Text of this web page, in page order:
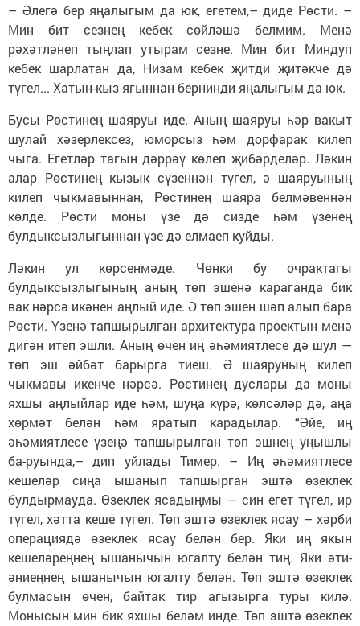
– Әлегә бер яңалыгым да юк, егетем,– диде Рөсти. –
Мин бит сезнең кебек сөйләшә белмим. Менә
рәхәтләнеп тыңлап утырам сезне. Мин бит Миндуп
кебек шарлатан да, Низам кебек җитди җитәкче дә
түгел... Хатын-кыз ягыннан бернинди яңалыгым да юк.
Бусы Рөстинең шаяруы иде. Аның шаяруы һәр вакыт
шулай хәзерлексез, юморсыз һәм дорфарак килеп
чыга. Егетләр тагын дәррәү көлеп җибәрделәр. Ләкин
алар Рөстинең кызык сүзеннән түгел, ә шаяруының
килеп чыкмавыннан, Рөстинең шаяра белмәвеннән
көлде. Рөсти моны үзе дә сизде һәм үзенең
булдыксызлыгыннан үзе дә елмаеп куйды.
Ләкин ул көрсенмәде. Чөнки бу очрактагы
булдыксызлыгының аның төп эшенә караганда бик
вак нәрсә икәнен аңлый иде. Ә төп эшен шәп алып бара
Рөсти. Үзенә тапшырылган архитектура проектын менә
дигән итеп эшли. Аның өчен иң әһәмиятлесе дә шул —
төп эш әйбәт барырга тиеш. Ә шаяруның килеп
чыкмавы икенче нәрсә. Рөстинең дуслары да моны
яхшы аңлыйлар иде һәм, шуңа күрә, көлсәләр дә, аңа
хөрмәт белән һәм яратып карадылар. “Әйе, иң
әһәмиятлесе үзеңә тапшырылган төп эшнең уңышлы
ба-руында,– дип уйлады Тимер. – Иң әһәмиятлесе
кешеләр сиңа ышанып тапшырган эштә өзеклек
булдырмауда. Өзеклек ясадыңмы — син егет түгел, ир
түгел, хәтта кеше түгел. Төп эштә өзеклек ясау – хәрби
операциядә өзеклек ясау белән бер. Яки иң якын
кешеләреңнең ышанычын югалту белән тиң. Яки әти-
әниеңнең ышанычын югалту белән. Төп эштә өзеклек
булмасын өчен, байтак тир агызырга туры килә.
Монысын мин бик яхшы беләм инде. Төп эштә өзеклек